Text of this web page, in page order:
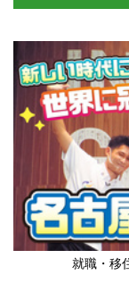
就職・移